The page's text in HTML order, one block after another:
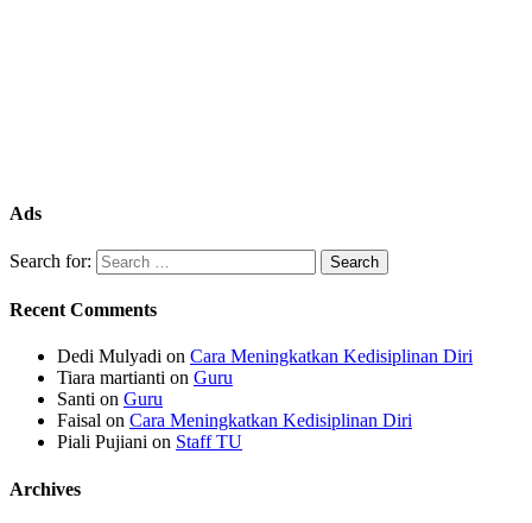
Ads
Search for:
Recent Comments
Dedi Mulyadi on Cara Meningkatkan Kedisiplinan Diri
Tiara martianti on Guru
Santi on Guru
Faisal on Cara Meningkatkan Kedisiplinan Diri
Piali Pujiani on Staff TU
Archives